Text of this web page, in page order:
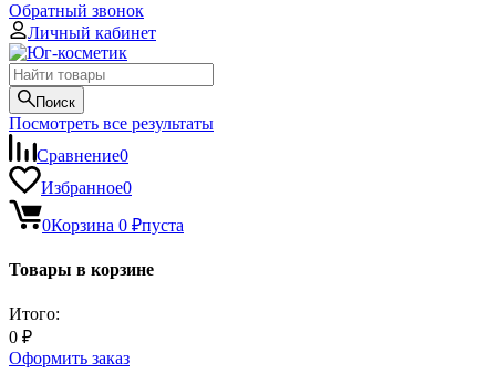
Обратный звонок
Личный кабинет
Поиск
Посмотреть все результаты
Сравнение0
Избранное0
0Корзина 0 ₽пуста
Товары в корзине
Итого:
0 ₽
Оформить заказ